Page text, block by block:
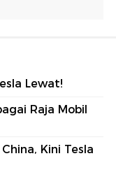
Lewat!
Raja Mobil
Kini Tesla